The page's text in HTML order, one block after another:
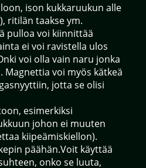
ison kukkaruukun alle
ritilän taakse ym.
pulloa voi kiinnittää
ei voi ravistella ulos
voi olla vain naru jonka
Magnettia voi myös kätkeä
jotta se olisi
esimerkiksi
johon ei muuten
kiipeämiskiellon).
päähän.Voit käyttää
onko se luuta,